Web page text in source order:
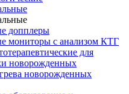
допплеры
мониторы с анализом КТГ
для
новорожденных
новорожденных